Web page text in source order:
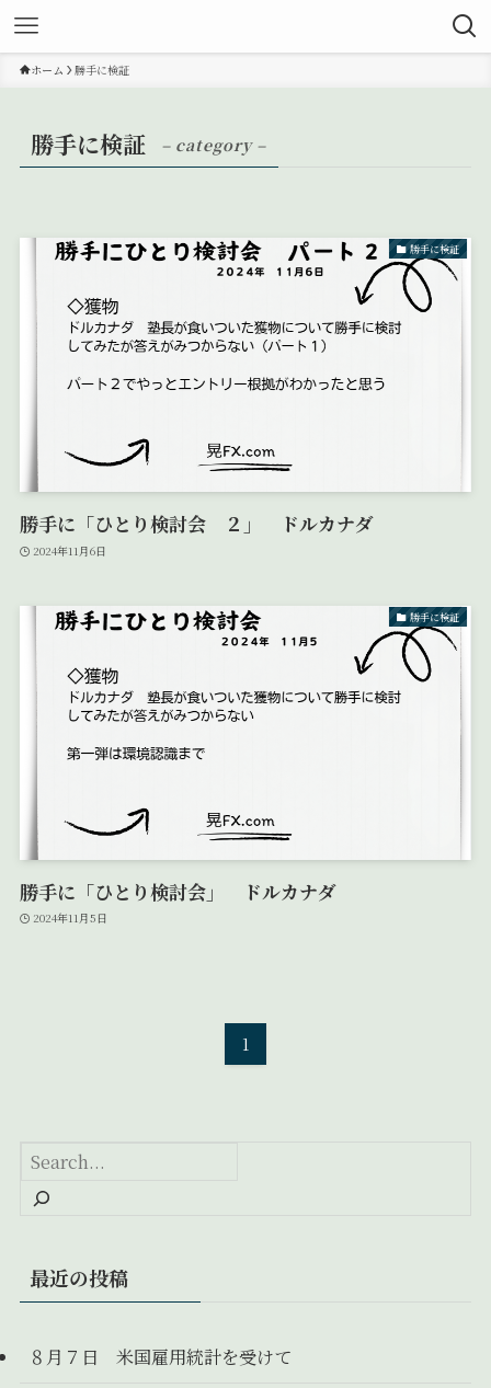
ホーム 勝手に検証
勝手に検証 – category –
勝手に検証
勝手に「ひとり検討会 ２」 ドルカナダ
2024年11月6日
勝手に検証
勝手に「ひとり検討会」 ドルカナダ
2024年11月5日
1
最近の投稿
８月７日 米国雇用統計を受けて